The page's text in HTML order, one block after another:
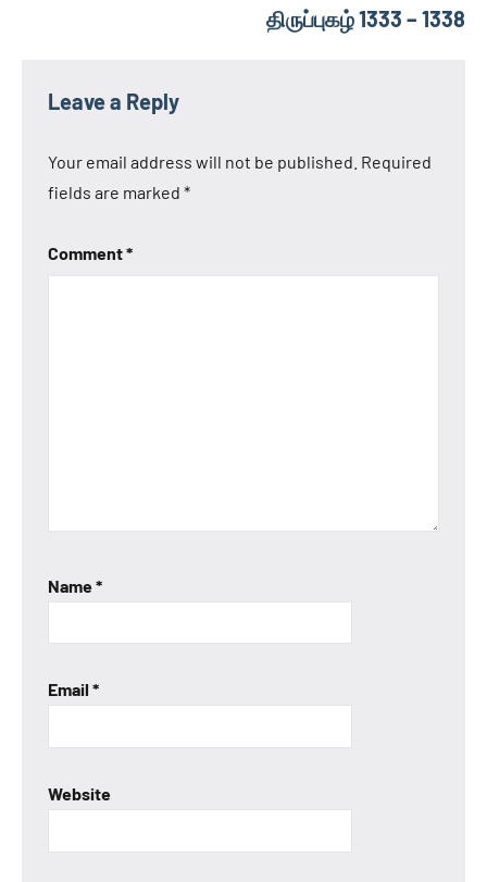
திருப்புகழ் 1333 – 1338
Leave a Reply
Your email address will not be published. Required
fields are marked *
Comment*
Name*
Email *
Website